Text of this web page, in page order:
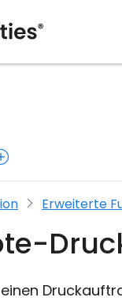
Erweiterte